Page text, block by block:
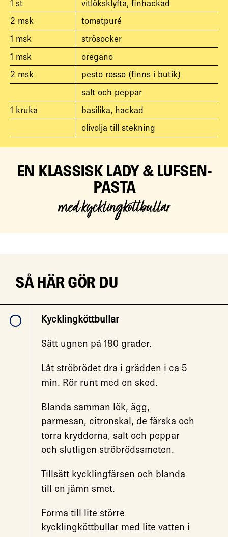
1 st
vitlöksklyfta, finhackad
2 msk
tomatpuré
1 msk
strösocker
1 msk
oregano
2 msk
pesto rosso (finns i butik)
salt och peppar
1 kruka
basilika, hackad
olivolja till stekning
EN KLASSISK LADY & LUFSEN-
PASTA
med kycklingköttbullar
SÅ HÄR GÖR DU
Kycklingköttbullar
Sätt ugnen på 180 grader.
Låt ströbrödet dra i grädden i ca 5
min. Rör runt med en sked.
Blanda samman lök, ägg,
parmesan, citronskal, de färska och
torra kryddorna, salt och peppar
och slutligen ströbrödssmeten.
Tillsätt kycklingfärsen och blanda
till en jämn smet.
Forma till lite större
kycklingköttbullar med lite vatten i